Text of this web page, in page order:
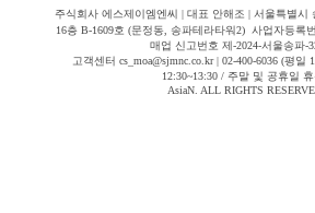
주식회사 에스제이엠엔씨 | 대표 안해조 | 서울특별시
16층 B-1609호 (문정동, 송파테라타워2) 사업자등록
매업 신고번호 제-2024-서울송파-
고객센터 cs_moa@sjmnc.co.kr | 02-400-6036 (평일
12:30~13:30 / 주말 및 공휴일
AsiaN. ALL RIGHTS